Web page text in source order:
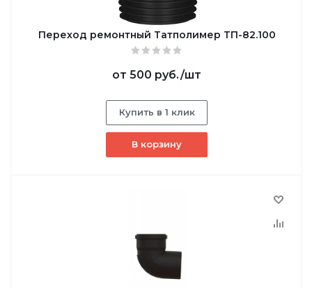
Переход ремонтный Татполимер ТП-82.100
от 500 руб./шт
Купить в 1 клик
В корзину